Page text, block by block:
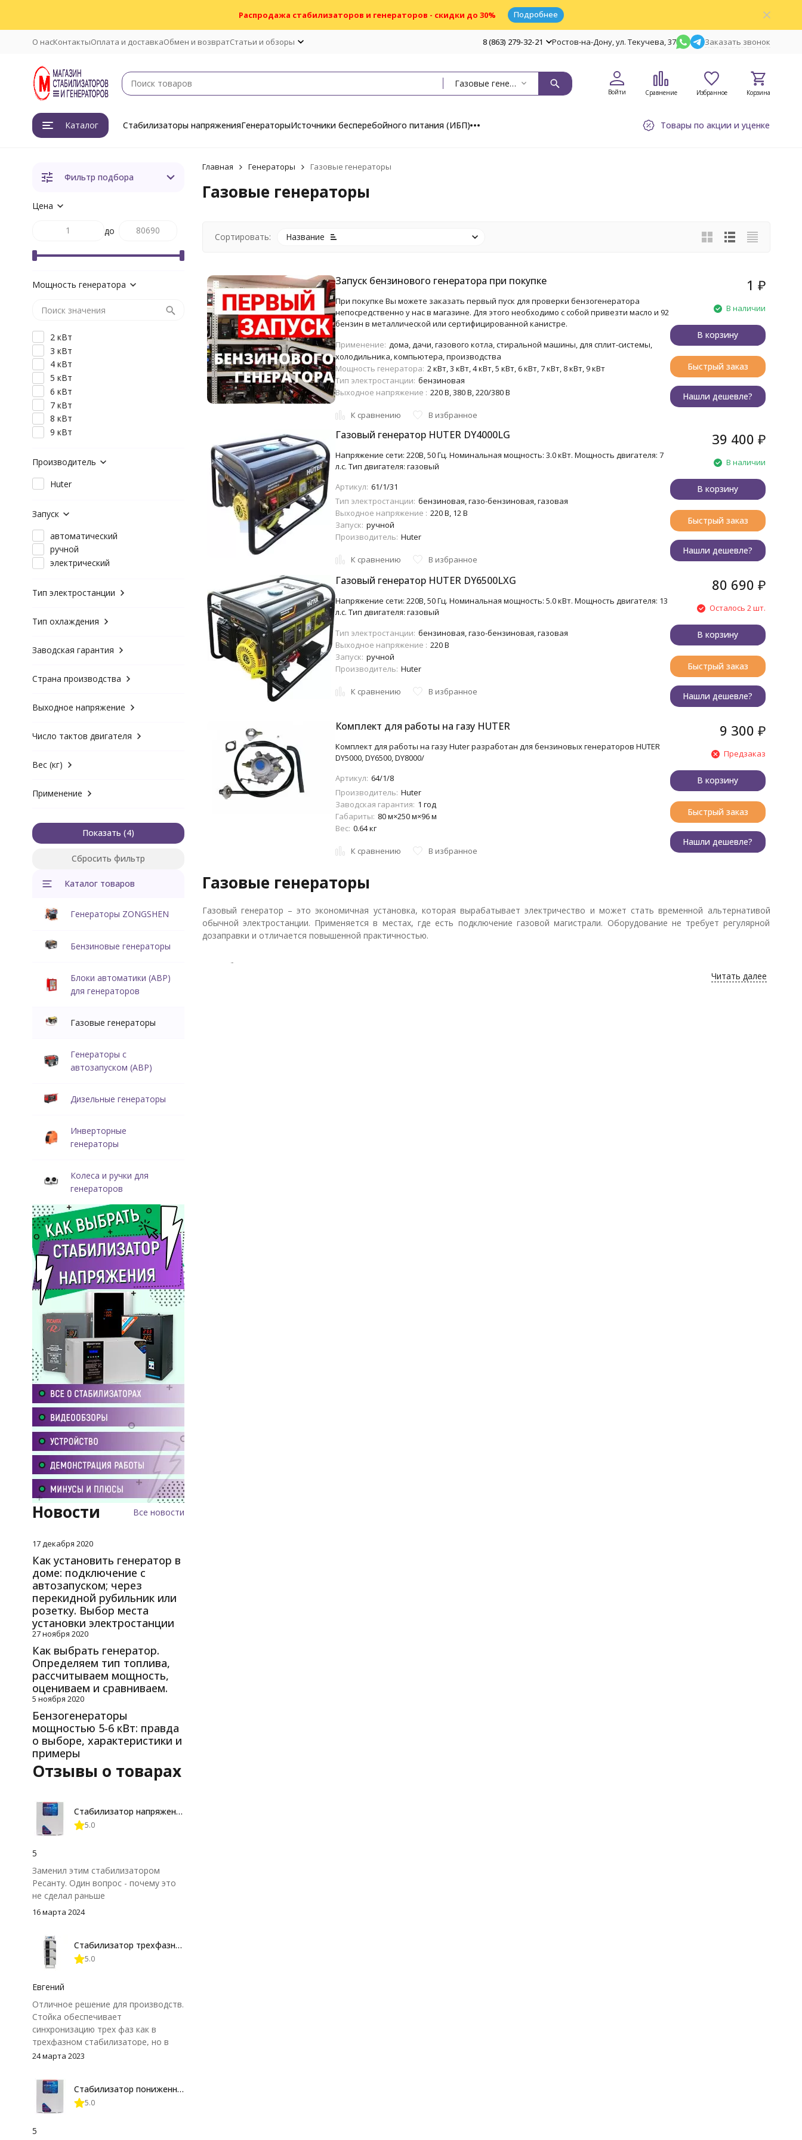
Распродажа стабилизаторов и генераторов - скидки до 30% Подробнее
О насКонтактыОплата и доставкаОбмен и возвратСтатьи и обзоры 8 (863) 279-32-21 Ростов-на-Дону, ул. Текучева, 37 Заказать звонок
Газовые генераторы
Войти Сравнение Избранное Корзина
Каталог Стабилизаторы напряженияГенераторыИсточники бесперебойного питания (ИБП) Товары по акции и уценке
Главная Генераторы Газовые генераторы
Газовые генераторы
Сортировать: Название
Запуск бензинового генератора при покупке
При покупке Вы можете заказать первый пуск для проверки бензогенератора
непосредственно у нас в магазине. Для этого необходимо с собой привезти масло и 92
бензин в металлической или сертифицированной канистре.
Применение: дома, дачи, газового котла, стиральной машины, для сплит-системы,
холодильника, компьютера, производства
Мощность генератора: 2 кВт, 3 кВт, 4 кВт, 5 кВт, 6 кВт, 7 кВт, 8 кВт, 9 кВт
Тип электростанции: бензиновая
Выходное напряжение : 220 В, 380 В, 220/380 В
К сравнению В избранное
1 ₽
В наличии
В корзину
Быстрый заказ
Нашли дешевле?
Газовый генератор HUTER DY4000LG
Напряжение сети: 220В, 50 Гц. Номинальная мощность: 3.0 кВт. Мощность двигателя: 7
л.с. Тип двигателя: газовый
Артикул: 61/1/31
Тип электростанции: бензиновая, газо-бензиновая, газовая
Выходное напряжение : 220 В, 12 В
Запуск: ручной
Производитель: Huter
К сравнению В избранное
39 400 ₽
В наличии
В корзину
Быстрый заказ
Нашли дешевле?
Газовый генератор HUTER DY6500LXG
Напряжение сети: 220В, 50 Гц. Номинальная мощность: 5.0 кВт. Мощность двигателя: 13
л.с. Тип двигателя: газовый
Тип электростанции: бензиновая, газо-бензиновая, газовая
Выходное напряжение : 220 В
Запуск: ручной
Производитель: Huter
К сравнению В избранное
80 690 ₽
Осталось 2 шт.
В корзину
Быстрый заказ
Нашли дешевле?
Комплект для работы на газу HUTER
Комплект для работы на газу Huter разработан для бензиновых генераторов HUTER
DY5000, DY6500, DY8000/
Артикул: 64/1/8
Производитель: Huter
Заводская гарантия: 1 год
Габариты: 80 м×250 м×96 м
Вес: 0.64 кг
К сравнению В избранное
9 300 ₽
Предзаказ
В корзину
Быстрый заказ
Нашли дешевле?
Газовые генераторы
Газовый генератор – это экономичная установка, которая вырабатывает электричество и может стать временной альтернативой
обычной электростанции. Применяется в местах, где есть подключение газовой магистрали. Оборудование не требует регулярной
дозаправки и отличается повышенной практичностью.
Особенности Читать далее
Фильтр подбора
Цена
до
Мощность генератора
2 кВт
3 кВт
4 кВт
5 кВт
6 кВт
7 кВт
8 кВт
9 кВт
Производитель
Huter
Запуск
автоматический
ручной
электрический
Тип электростанции
Тип охлаждения
Заводская гарантия
Страна производства
Выходное напряжение
Число тактов двигателя
Вес (кг)
Применение
Показать
Сбросить фильтр
Каталог товаров
Генераторы ZONGSHEN
Бензиновые генераторы
Блоки автоматики (АВР)
для генераторов
Газовые генераторы
Генераторы с
автозапуском (АВР)
Дизельные генераторы
Инверторные
генераторы
Колеса и ручки для
генераторов
Новости Все новости
17 декабря 2020
Как установить генератор в
доме: подключение с
автозапуском; через
перекидной рубильник или
розетку. Выбор места
установки электростанции
27 ноября 2020
Как выбрать генератор.
Определяем тип топлива,
рассчитываем мощность,
оцениваем и сравниваем.
5 ноября 2020
Бензогенераторы
мощностью 5-6 кВт: правда
о выборе, характеристики и
примеры
Отзывы о товарах
Стабилизатор напряжения Энерготех OPTIMUM+ 12000
5.0
5
Заменил этим стабилизатором
Ресанту. Один вопрос - почему это
не сделал раньше
16 марта 2024
Стабилизатор трехфазный Энерготех PRIME 15000X3
5.0
Евгений
Отличное решение для производств.
Стойка обеспечивает
синхронизацию трех фаз как в
трехфазном стабилизаторе, но в
отличие от трехфазника данное
24 марта 2023
Стабилизатор пониженного напряжения Энерготех OPTIMUM+ 12000 СПН
5.0
5